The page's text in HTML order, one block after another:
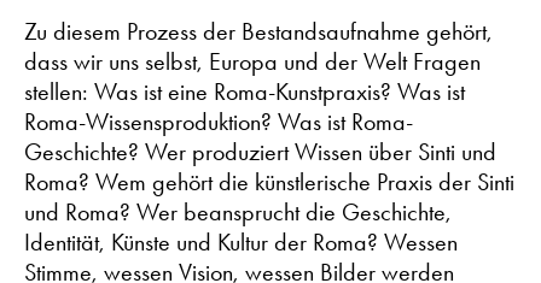
Zu diesem Prozess der Bestandsaufnahme gehört,
dass wir uns selbst, Europa und der Welt Fragen
stellen: Was ist eine Roma-Kunstpraxis? Was ist
Roma-Wissensproduktion? Was ist Roma-
Geschichte? Wer produziert Wissen über Sinti und
Roma? Wem gehört die künstlerische Praxis der Sinti
und Roma? Wer beansprucht die Geschichte,
Identität, Künste und Kultur der Roma? Wessen
Stimme, wessen Vision, wessen Bilder werden